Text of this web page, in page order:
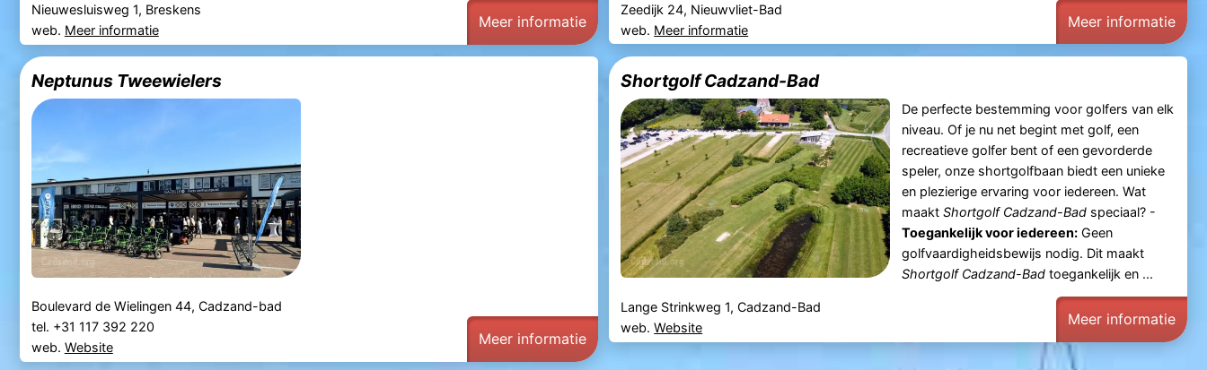
Nieuwesluisweg 1, Breskens
web. Meer informatie Meer informatie
Zeedijk 24, Nieuwvliet-Bad
web. Meer informatie Meer informatie
Neptunus Tweewielers
Boulevard de Wielingen 44, Cadzand-bad
tel. +31 117 392 220
web. Website Meer informatie
Shortgolf Cadzand-Bad
De perfecte bestemming voor golfers van elk
niveau. Of je nu net begint met golf, een
recreatieve golfer bent of een gevorderde
speler, onze shortgolfbaan biedt een unieke
en plezierige ervaring voor iedereen. Wat
maakt Shortgolf Cadzand-Badspeciaal? -
Toegankelijk voor iedereen:Geen
golfvaardigheidsbewijs nodig. Dit maakt
Shortgolf Cadzand-Badtoegankelijk en ...
Lange Strinkweg 1, Cadzand-Bad
web.Website Meer informatie